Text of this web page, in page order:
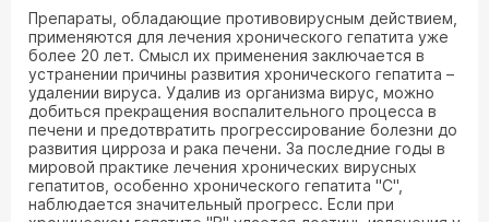
Препараты, обладающие противовирусным действием,
применяются для лечения хронического гепатита уже
более 20 лет. Смысл их применения заключается в
устранении причины развития хронического гепатита –
удалении вируса. Удалив из организма вирус, можно
добиться прекращения воспалительного процесса в
печени и предотвратить прогрессирование болезни до
развития цирроза и рака печени. За последние годы в
мировой практике лечения хронических вирусных
гепатитов, особенно хронического гепатита "С",
наблюдается значительный прогресс. Если при